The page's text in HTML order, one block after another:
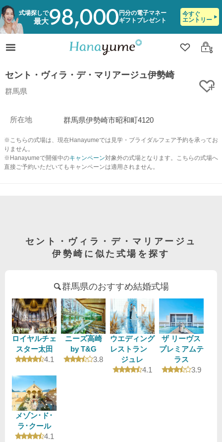
式場探しで
最大98,000 円分の電子マネー
ギフトプレゼント
今すぐ
エントリー
クリップ
ログ
セント・ヴィラ・デ・マリアージュ伊勢崎
群馬県
所在地 群馬県伊勢崎市昭和町4120
※こちらの式場は、現在Hanayumeでは見学・ブライダルフェア予約を承ってお
りません。
※Hanayumeで開催中のキャンペーン対象外の式場となります。こちらの式場へ
直接ご予約いただいてもキャンペーンは適用されません。
セント・ヴィラ・デ・マリアージュ
伊勢崎に似た式場を探す
群馬県のおすすめ結婚式場
ロイヤルチェ
スター太田
口コミ評価
4.1
ニーズ高崎
by T&G
口コミ評価
3.8
ウエディング
レストラン
ジュレ
口コミ評価
4.1
ザ リーヴス
プレミアムテ
ラス
口コミ評
3.9
メゾン･ド･
ラ･クール
口コミ評価
4.1